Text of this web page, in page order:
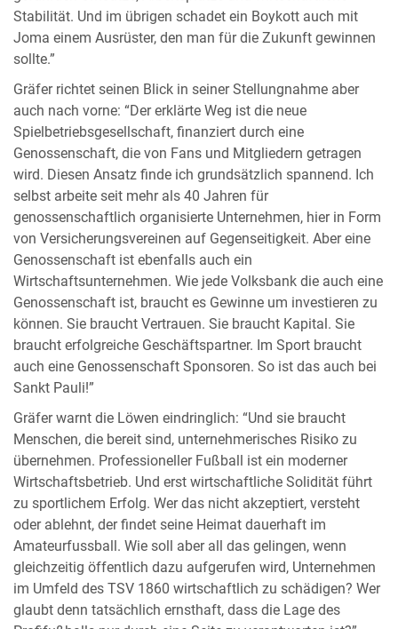
Stabilität. Und im übrigen schadet ein Boykott auch mit
Joma einem Ausrüster, den man für die Zukunft gewinnen
sollte.”
Gräfer richtet seinen Blick in seiner Stellungnahme aber
auch nach vorne: “Der erklärte Weg ist die neue
Spielbetriebsgesellschaft, finanziert durch eine
Genossenschaft, die von Fans und Mitgliedern getragen
wird. Diesen Ansatz finde ich grundsätzlich spannend. Ich
selbst arbeite seit mehr als 40 Jahren für
genossenschaftlich organisierte Unternehmen, hier in Form
von Versicherungsvereinen auf Gegenseitigkeit. Aber eine
Genossenschaft ist ebenfalls auch ein
Wirtschaftsunternehmen. Wie jede Volksbank die auch eine
Genossenschaft ist, braucht es Gewinne um investieren zu
können. Sie braucht Vertrauen. Sie braucht Kapital. Sie
braucht erfolgreiche Geschäftspartner. Im Sport braucht
auch eine Genossenschaft Sponsoren. So ist das auch bei
Sankt Pauli!”
Gräfer warnt die Löwen eindringlich: “Und sie braucht
Menschen, die bereit sind, unternehmerisches Risiko zu
übernehmen. Professioneller Fußball ist ein moderner
Wirtschaftsbetrieb. Und erst wirtschaftliche Solidität führt
zu sportlichem Erfolg. Wer das nicht akzeptiert, versteht
oder ablehnt, der findet seine Heimat dauerhaft im
Amateurfussball. Wie soll aber all das gelingen, wenn
gleichzeitig öffentlich dazu aufgerufen wird, Unternehmen
im Umfeld des TSV 1860 wirtschaftlich zu schädigen? Wer
glaubt denn tatsächlich ernsthaft, dass die Lage des